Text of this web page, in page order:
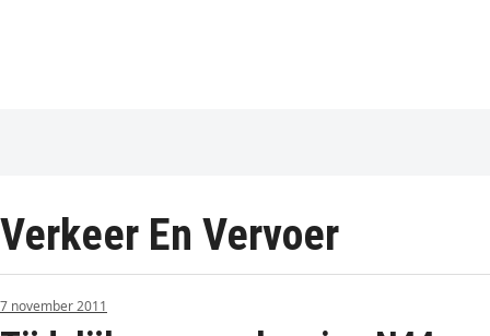
Verkeer En Vervoer
7 november 2011